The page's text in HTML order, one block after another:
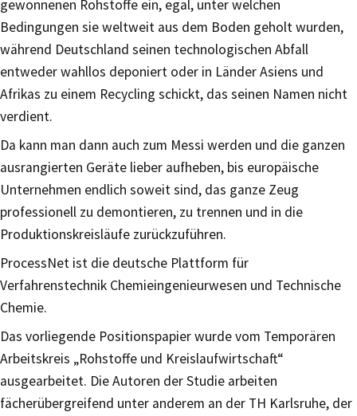
gewonnenen Rohstoffe ein, egal, unter welchen
Bedingungen sie weltweit aus dem Boden geholt wurden,
während Deutschland seinen technologischen Abfall
entweder wahllos deponiert oder in Länder Asiens und
Afrikas zu einem Recycling schickt, das seinen Namen nicht
verdient.
Da kann man dann auch zum Messi werden und die ganzen
ausrangierten Geräte lieber aufheben, bis europäische
Unternehmen endlich soweit sind, das ganze Zeug
professionell zu demontieren, zu trennen und in die
Produktionskreisläufe zurückzuführen.
ProcessNet ist die deutsche Plattform für
Verfahrenstechnik Chemieingenieurwesen und Technische
Chemie.
Das vorliegende Positionspapier wurde vom Temporären
Arbeitskreis „Rohstoffe und Kreislaufwirtschaft“
ausgearbeitet. Die Autoren der Studie arbeiten
fächerübergreifend unter anderem an der TH Karlsruhe, der